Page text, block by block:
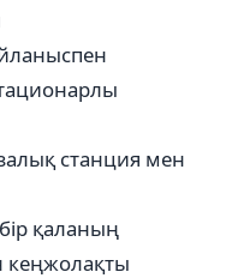
станция мен
қаланың
кеңжолақты